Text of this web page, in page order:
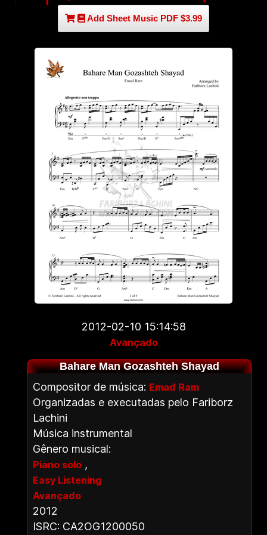
Add Sheet Music PDF $3.99
2012-02-10 15:14:58
Avançado
Bahare Man Gozashteh Shayad
Compositor de música: Emad Ram
Organizadas e executadas pelo Fariborz
Lachini
Música instrumental
Gênero musical:
Piano solo ,
Easy Listening
Avançado
2012
ISRC: CA2OG1200050